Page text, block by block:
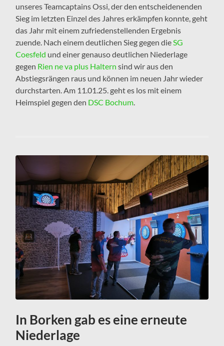
unseres Teamcaptains Ossi, der den entscheidenenden
Sieg im letzten Einzel des Jahres erkämpfen konnte, geht
das Jahr mit einem zufriedenstellenden Ergebnis
zuende. Nach einem deutlichen Sieg gegen dieSG
Coesfeld und einer genauso deutlichen Niederlage
gegen Rien ne va plus Haltern sind wir aus den
Abstiegsrängen raus und können im neuen Jahr wieder
durchstarten. Am 11.01.25. geht es los mit einem
Heimspiel gegen den DSC Bochum.
In Borken gab es eine erneute
Niederlage